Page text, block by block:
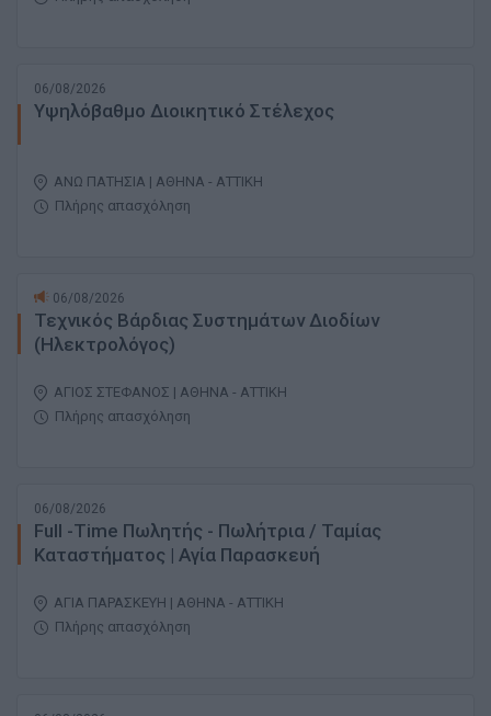
06/08/2026
Υψηλόβαθμο Διοικητικό Στέλεχος
ΑΝΩ ΠΑΤΗΣΙΑ | ΑΘΗΝΑ - ΑΤΤΙΚΗ
Πλήρης απασχόληση
06/08/2026
Τεχνικός Βάρδιας Συστημάτων Διοδίων
(Ηλεκτρολόγος)
ΑΓΙΟΣ ΣΤΕΦΑΝΟΣ | ΑΘΗΝΑ - ΑΤΤΙΚΗ
Πλήρης απασχόληση
06/08/2026
Full -Time Πωλητής - Πωλήτρια / Ταμίας
Καταστήματος | Αγία Παρασκευή
ΑΓΙΑ ΠΑΡΑΣΚΕΥΗ | ΑΘΗΝΑ - ΑΤΤΙΚΗ
Πλήρης απασχόληση